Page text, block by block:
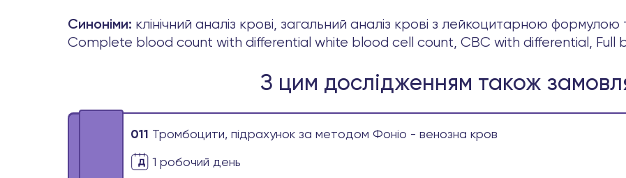
Синоніми: клінічний аналіз крові, загальний аналіз крові з лейкоцитарною
Complete blood count with differential white blood cell count, CBC with differential, Full
З цим дослідженням також
011 Тромбоцити, підрахунок за методом Фоніо - венозна кров
1 робочиӣ день